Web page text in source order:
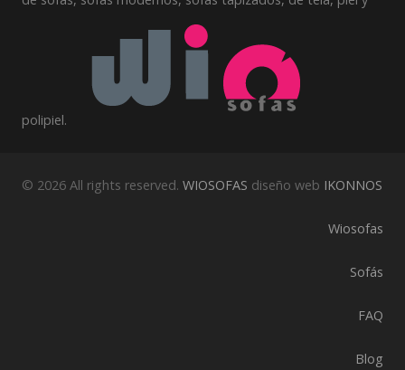
polipiel.
© 2026 All rights reserved. WIOSOFAS diseño web IKONNOS
Wiosofas
Sofás
FAQ
Blog